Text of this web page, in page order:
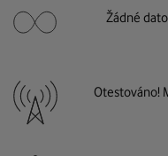
Žádné
Otestováno!